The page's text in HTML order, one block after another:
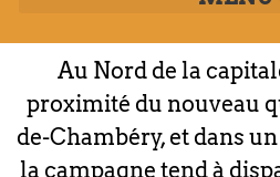
Au Nord de la
proximité du nouveau
de-Chambéry, et dans
la campagne tend à